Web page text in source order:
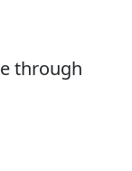
through